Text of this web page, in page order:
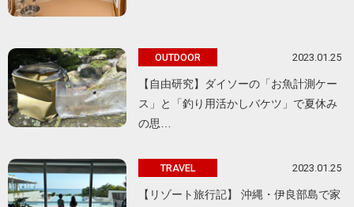
OUTDOOR 2023.01.25
【自由研究】ダイソーの「お魚計測ケー
ス」と「釣り用活かしバケツ」で夏休み
の思…
TRAVEL 2023.01.25
【リゾート旅行記】 沖縄・伊良部島で家